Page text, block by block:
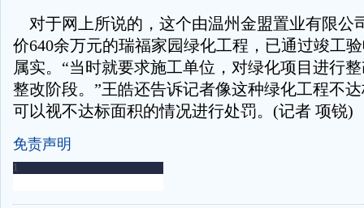
对于网上所说的，这个由温州金盟置业有限公
价640余万元的瑞福家园绿化工程，已通过竣工
属实。“当时就要求施工单位，对绿化项目进行
整改阶段。”王皓还告诉记者像这种绿化工程不
可以视不达标面积的情况进行处罚。(记者 项锐)
免责声明
-